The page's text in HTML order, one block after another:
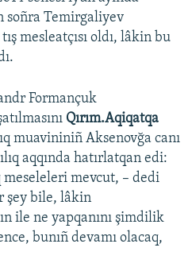
soñra Temirgaliyev
mesleatçısı oldı, lâkin bu
Formançuk
Qırım.Aqiqatqa
muavininiñ Aksenovğa canı
aqqında hatırlatqan edi:
meseleleri mevcut, – dedi
şey bile, lâkin
ile ne yapqanını şimdilik
bunıñ devamı olacaq,